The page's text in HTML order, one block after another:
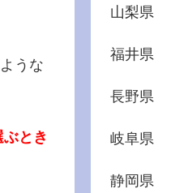
うな
とき
山梨県
福井県
長野県
岐阜県
静岡県